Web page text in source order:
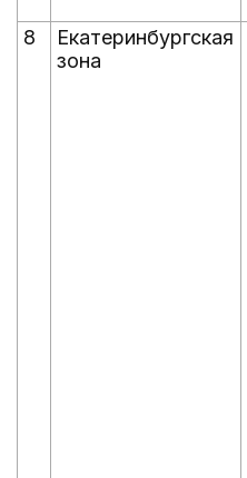
8
Екатеринбургская
зона